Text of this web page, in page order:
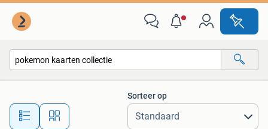
Alle afstanden…
Sorteer op